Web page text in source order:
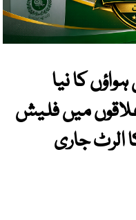
کا نیا
میں فلیش
الرٹ جاری